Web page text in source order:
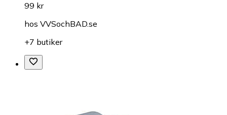
99 kr
hos VVSochBAD.se
+7 butiker